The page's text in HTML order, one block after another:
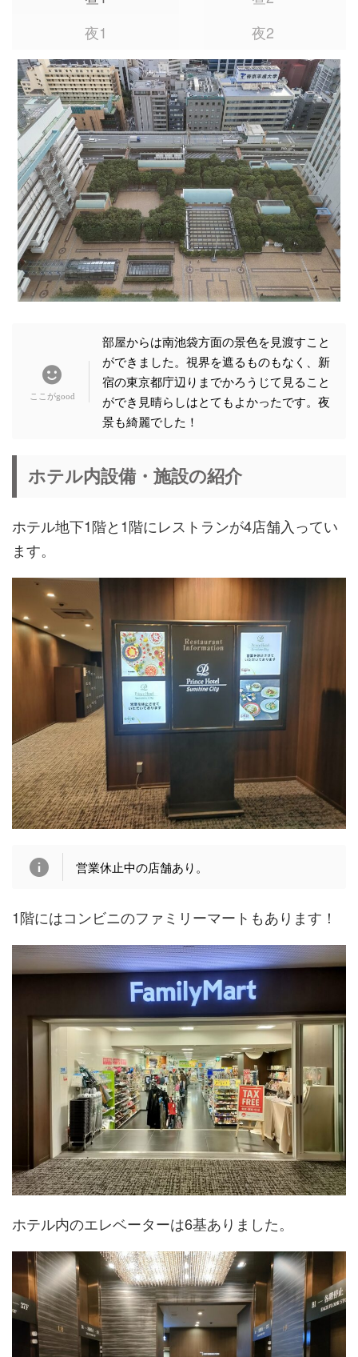
夜1
夜2
部屋からは南池袋方面の景色を見渡すこと
ができました。視界を遮るものもなく、新
宿の東京都庁辺りまでかろうじて見ること
ができ見晴らしはとてもよかったです。夜
景も綺麗でした！
ホテル内設備・施設の紹介
ホテル地下1階と1階にレストランが4店舗入ってい
ます。
営業休止中の店舗あり。
1階にはコンビニのファミリーマートもあります！
ホテル内のエレベーターは6基ありました。